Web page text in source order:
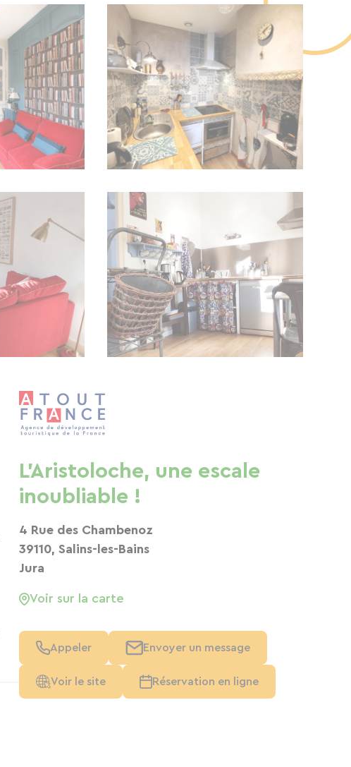
L'Aristoloche, une escale
inoubliable !
4 Rue des Chambenoz
39110, Salins-les-Bains
Jura
Voir sur la carte
Appeler Envoyer un message
Voir le site Réservation en ligne